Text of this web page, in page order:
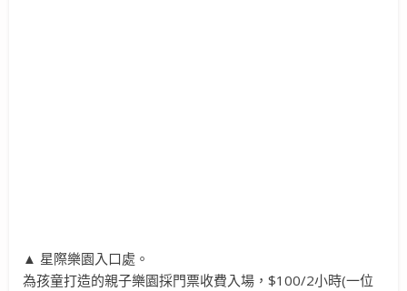
▲ 星際樂園入口處。
為孩童打造的親子樂園採門票收費入場，$100/2小時(一位